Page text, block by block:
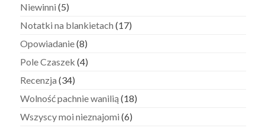
Niewinni (5)
Notatki na blankietach (17)
Opowiadanie(8)
Pole Czaszek (4)
Recenzja (34)
Wolność pachnie wanilią (18)
Wszyscy moi nieznajomi (6)